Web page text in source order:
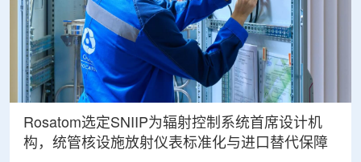
Rosatom选定SNIIP为辐射控制系统首席设计机
构，统管核设施放射仪表标准化与进口替代保障